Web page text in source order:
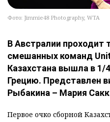
Фото: Jimmie48 Photography, WTA
В Австралии проходит
смешанных команд
Казахстана вышла в 1/
Грецию. Представлен
Рыбакина – Мария
Первое очко сборной